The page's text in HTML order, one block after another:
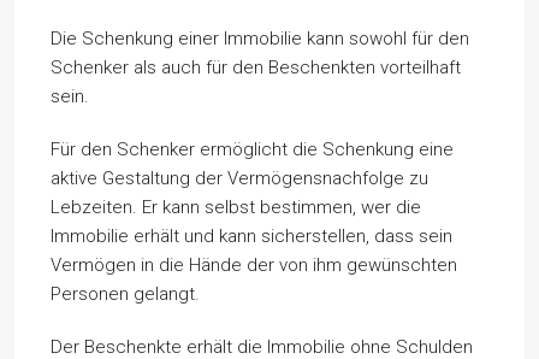
Die Schenkung einer Immobilie kann sowohl für den
Schenker als auch für den Beschenkten vorteilhaft
sein.
Für den Schenker ermöglicht die Schenkung eine
aktive Gestaltung der Vermögensnachfolge zu
Lebzeiten. Er kann selbst bestimmen, wer die
Immobilie erhält und kann sicherstellen, dass sein
Vermögen in die Hände der von ihm gewünschten
Personen gelangt.
Der Beschenkte erhält die Immobilie ohne Schulden